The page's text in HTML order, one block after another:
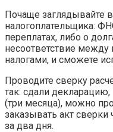
Почаще заглядывайте
налогоплательщика:
переплатах, либо о
несоответствие
налогами, и сможете
Проводите сверку
так: сдали
(три месяца), можно
заказывать акт
за два дня.